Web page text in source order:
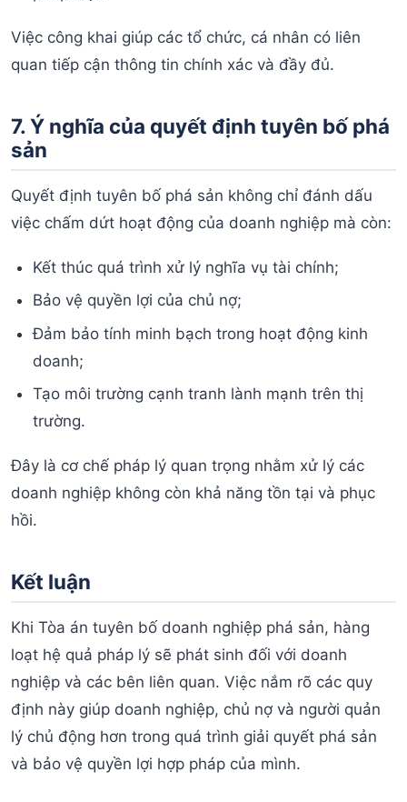
Việc công khai giúp các tổ chức, cá nhân có liên
quan tiếp cận thông tin chính xác và đầy đủ.
7. Ý nghĩa của quyết định tuyên bố phá
sản
Quyết định tuyên bố phá sản không chỉ đánh dấu
việc chấm dứt hoạt động của doanh nghiệp mà còn:
Kết thúc quá trình xử lý nghĩa vụ tài chính;
Bảo vệ quyền lợi của chủ nợ;
Đảm bảo tính minh bạch trong hoạt động kinh
doanh;
Tạo môi trường cạnh tranh lành mạnh trên thị
trường.
Đây là cơ chế pháp lý quan trọng nhằm xử lý các
doanh nghiệp không còn khả năng tồn tại và phục
hồi.
Kết luận
Khi Tòa án tuyên bố doanh nghiệp phá sản, hàng
loạt hệ quả pháp lý sẽ phát sinh đối với doanh
nghiệp và các bên liên quan. Việc nắm rõ các quy
định này giúp doanh nghiệp, chủ nợ và người quản
lý chủ động hơn trong quá trình giải quyết phá sản
và bảo vệ quyền lợi hợp pháp của mình.